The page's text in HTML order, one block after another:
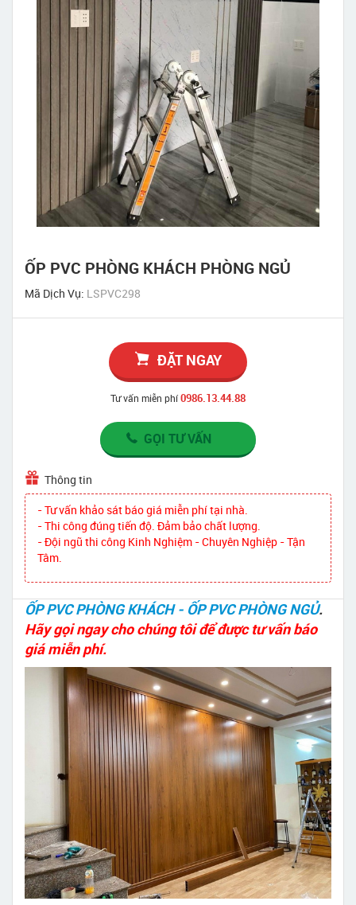
ỐP PVC PHÒNG KHÁCH PHÒNG NGỦ
Mã Dịch Vụ: LSPVC298
ĐẶT NGAY
Tư vấn miễn phí0986.13.44.88
GỌI TƯ VẤN
Thông tin
- Tư vấn khảo sát báo giá miễn phí tại nhà.
- Thi công đúng tiến độ. Đảm bảo chất lượng.
- Đội ngũ thi công Kinh Nghiệm - Chuyên Nghiệp - Tận
Tâm.
ỐP PVC PHÒNG KHÁCH - ỐP PVC PHÒNG NGỦ.
Hãy gọi ngay cho chúng tôi để được tư vấn báo
giá miễn phí.